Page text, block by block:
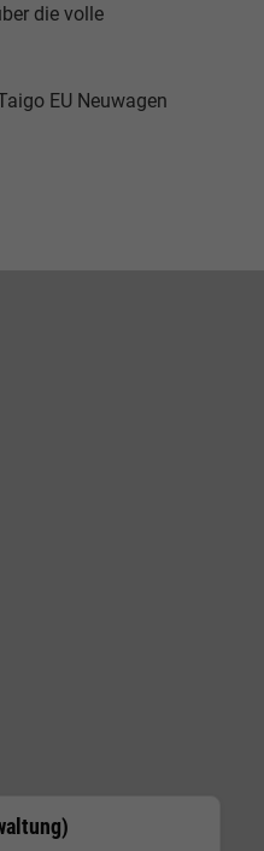
die volle
EU Neuwagen